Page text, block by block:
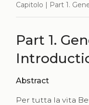
Capitolo | Part 1.
Part 1.
Abstract
Per tutta la vita